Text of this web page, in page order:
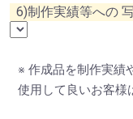
6)制作実績等への
※ 作成品を制作実績
使用して良いお客様